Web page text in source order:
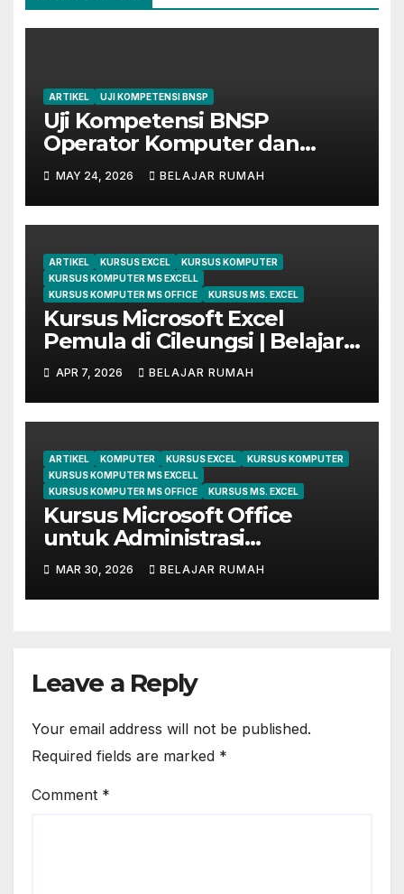
ARTIKEL UJI KOMPETENSI BNSP
Uji Kompetensi BNSP
Operator Komputer dan
Digital Marketing di Bekasi
MAY 24, 2026 BELAJAR RUMAH
ARTIKEL KURSUS EXCEL
KURSUS KOMPUTER
KURSUS KOMPUTER MS EXCELL
KURSUS KOMPUTER MS OFFICE
KURSUS MS. EXCEL
Kursus Microsoft Excel
Pemula di Cileungsi | Belajar
dari Dasar Sampai Mahir
APR 7, 2026 BELAJAR RUMAH
ARTIKEL KOMPUTER KURSUS EXCEL
KURSUS KOMPUTER
KURSUS KOMPUTER MS EXCELL
KURSUS KOMPUTER MS OFFICE
KURSUS MS. EXCEL
Kursus Microsoft Office
untuk Administrasi
Perkantoran di Cileungsi
MAR 30, 2026 BELAJAR RUMAH
Leave a Reply
Your email address will not be published.
Required fields are marked *
Comment *